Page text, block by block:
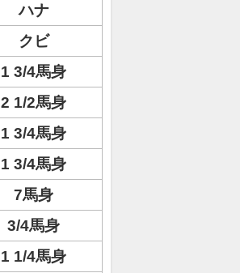
ハナ
クビ
1 3/4馬身
2 1/2馬身
1 3/4馬身
1 3/4馬身
7馬身
3/4馬身
1 1/4馬身